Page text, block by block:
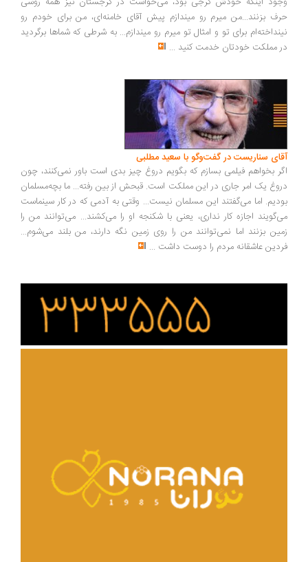
بزنند...من میرم رو میندازم پیش آقای خامنه‌ای، من برای خودم رو
برای تو و امثال تو میرم رو میندازم... به شرطی که شماها برگردید
مملکت خودتان خدمت کنید...
سناریست در گفت‌وگو با سعید مطلبی
بخواهم فیلمی بسازم که بگویم دروغ چیز بدی است باور نمی‌کنند، چون
یک امر جاری در این مملکت است. قبحش از بین رفته... ما بچه‌مسلمان
اما می‌گفتند این مسلمان نیست... وقتی به آدمی که در کار سینماست
اجازه کار نداری، یعنی با شکنجه او را می‌کشند... می‌توانند من را
بزنند اما نمی‌توانند من را روی زمین نگه دارند، من بلند می‌شوم...
عاشقانه مردم را دوست داشت ...